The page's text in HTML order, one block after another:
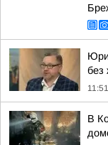
без
11:51
В